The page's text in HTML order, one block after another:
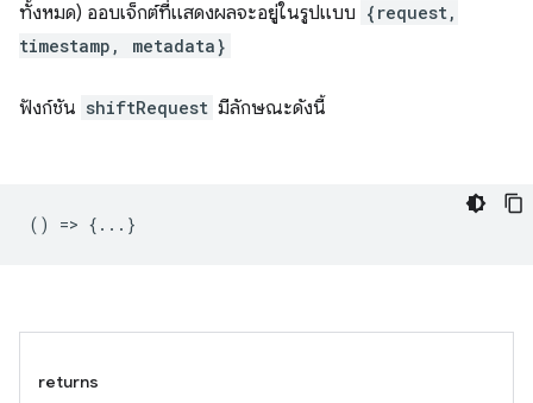
ทั้งหมด) ออบเจ็กต์ที่แสดงผลจะอยู่ในรูปแบบ {request,
timestamp, metadata}
ฟังก์ชัน shiftRequest มีลักษณะดังนี้
() => {...}
returns